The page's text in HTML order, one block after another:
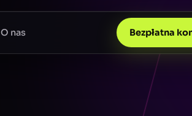
O nas Bezpłatna